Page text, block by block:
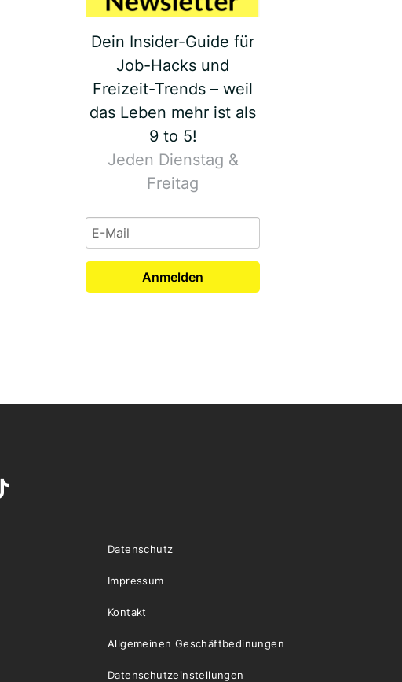
Dein Insider-Guide für
Job-Hacks und
Freizeit-Trends – weil
das Leben mehr ist als
9 to 5!
Jeden Dienstag &
Freitag
Anmelden
Datenschutz
Impressum
Kontakt
Allgemeinen Geschäftbedinungen
Datenschutzeinstellungen